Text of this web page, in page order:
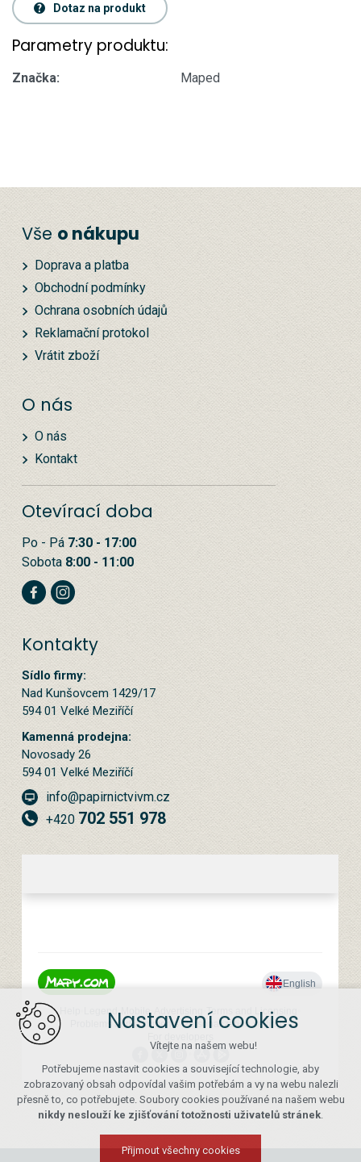
Dotaz na produkt
Parametry produktu:
Značka: Maped
Vše o nákupu
Doprava a platba
Obchodní podmínky
Ochrana osobních údajů
Reklamační protokol
Vrátit zboží
O nás
O nás
Kontakt
Otevírací doba
Po - Pá 7:30 - 17:00
Sobota 8:00 - 11:00
Kontakty
Sídlo firmy:
Nad Kunšovcem 1429/17
594 01 Velké Meziříčí
Kamenná prodejna:
Novosady 26
594 01 Velké Meziříčí
info@papirnictvivm.cz
+420 702 551 978
Nastavení cookies
Vítejte na našem webu!
Potřebujeme nastavit cookies a související technologie, aby
zobrazovaný obsah odpovídal vašim potřebám a vy na webu nalezli
přesně to, co potřebujete. Soubory cookies používané na našem webu
nikdy neslouží ke zjišťování totožnosti uživatelů stránek.
Přijmout všechny cookies